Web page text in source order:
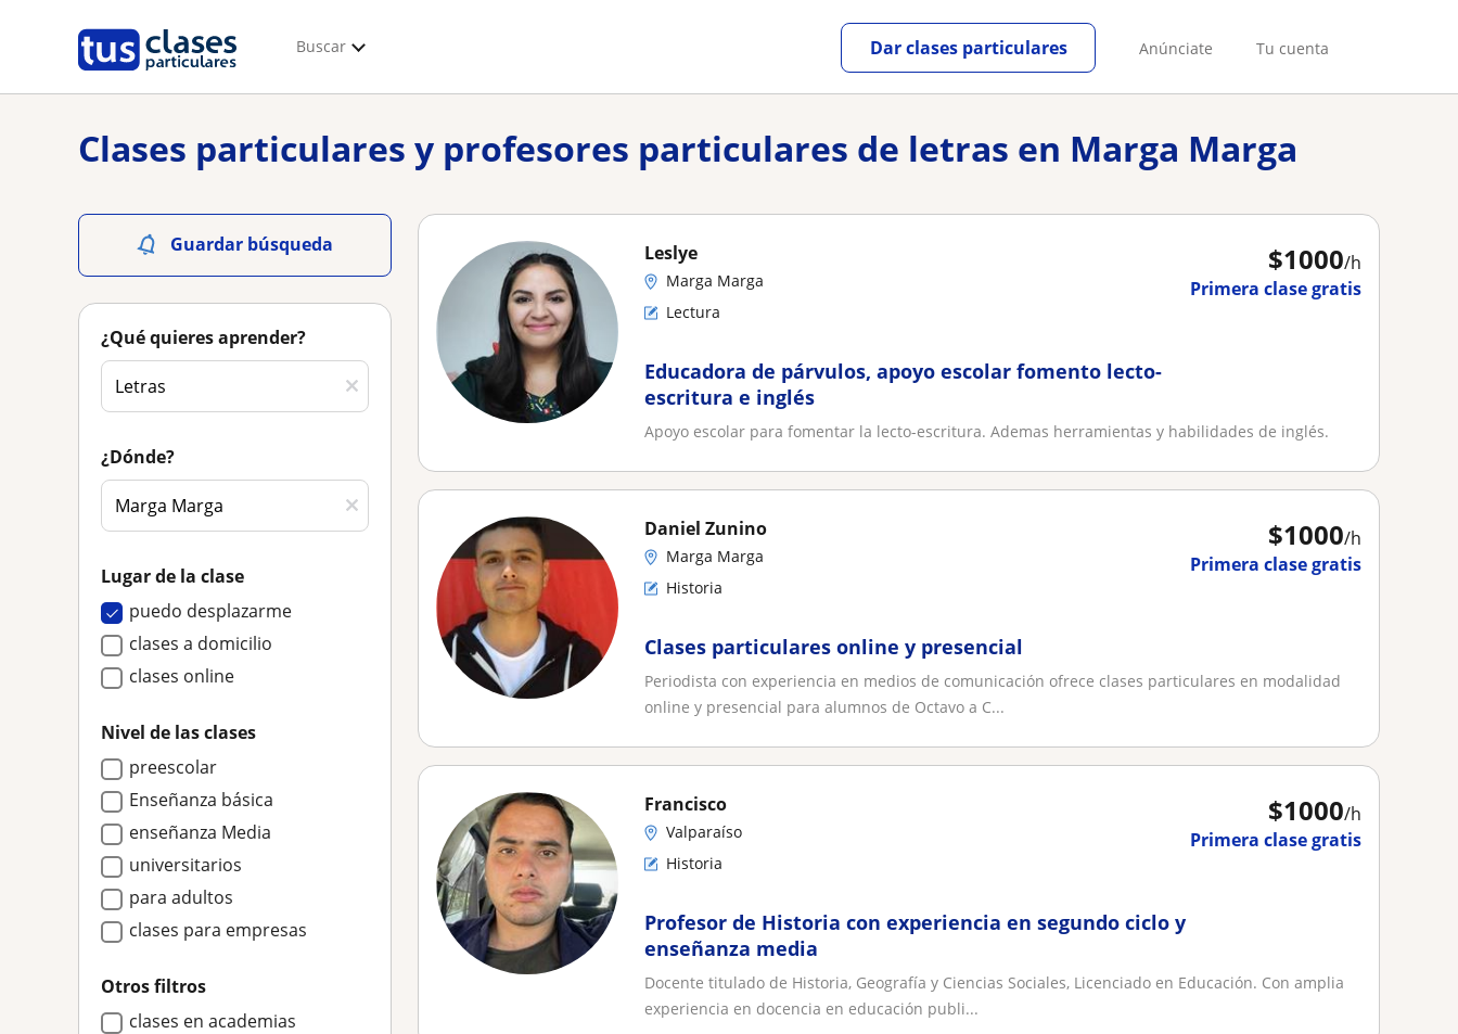
Buscar Anúnciate Tu cuenta
Dar clases particulares
Clases particulares y profesores particulares de letras en Marga Marga
Guardar búsqueda
¿Qué quieres aprender?
¿Dónde?
Lugar de la clase
puedo desplazarme
clases a domicilio
clases online
Nivel de las clases
preescolar
Enseñanza básica
enseñanza Media
universitarios
para adultos
clases para empresas
Otros filtros
clases en academias
$1000/h
Primera clase gratis
Leslye
Marga Marga
Lectura
Educadora de párvulos, apoyo escolar fomento lecto-
escritura e inglés
Apoyo escolar para fomentar la lecto-escritura. Ademas herramientas y habilidades de inglés.
$1000/h
Primera clase gratis
Daniel Zunino
Marga Marga
Historia
Clases particulares online y presencial
Periodista con experiencia en medios de comunicación ofrece clases particulares en modalidad
online y presencial para alumnos de Octavo a C...
$1000/h
Primera clase gratis
Francisco
Valparaíso
Historia
Profesor de Historia con experiencia en segundo ciclo y
enseñanza media
Docente titulado de Historia, Geografía y Ciencias Sociales, Licenciado en Educación. Con amplia
experiencia en docencia en educación publi...